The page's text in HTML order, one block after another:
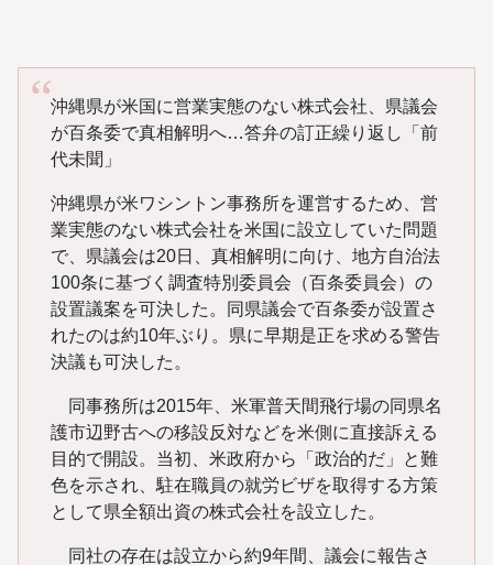
沖縄県が米国に営業実態のない株式会社、県議会
が百条委で真相解明へ…答弁の訂正繰り返し「前
代未聞」
沖縄県が米ワシントン事務所を運営するため、営
業実態のない株式会社を米国に設立していた問題
で、県議会は20日、真相解明に向け、地方自治法
100条に基づく調査特別委員会（百条委員会）の
設置議案を可決した。同県議会で百条委が設置さ
れたのは約10年ぶり。県に早期是正を求める警告
決議も可決した。
同事務所は2015年、米軍普天間飛行場の同県名
護市辺野古への移設反対などを米側に直接訴える
目的で開設。当初、米政府から「政治的だ」と難
色を示され、駐在職員の就労ビザを取得する方策
として県全額出資の株式会社を設立した。
同社の存在は設立から約9年間、議会に報告さ